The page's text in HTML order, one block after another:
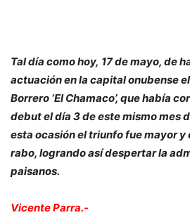
Tal día como hoy, 17 de mayo, de
actuación en la capital onubense
Borrero ‘El Chamaco’, que había
debut el día 3 de este mismo mes
esta ocasión el triunfo fue mayor y
rabo, logrando así despertar la
paisanos.
Vicente Parra.-